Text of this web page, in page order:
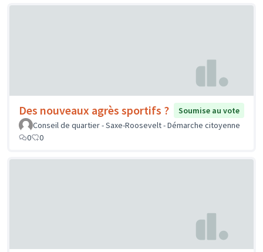
Des nouveaux agrès sportifs ?
Soumise au vote
Conseil de quartier - Saxe-Roosevelt - Démarche citoyenne
0
0